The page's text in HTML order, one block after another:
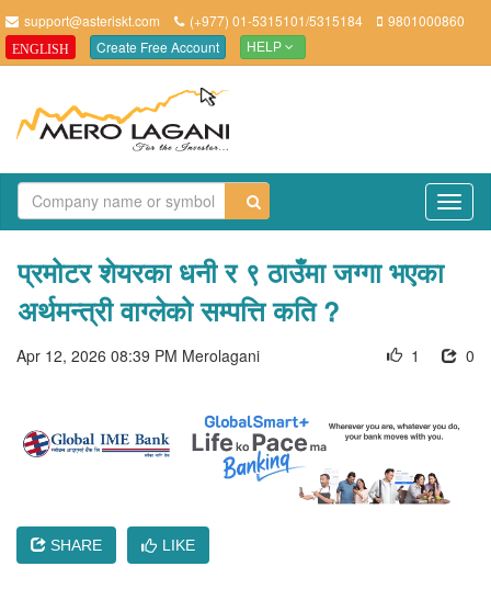
support@asteriskt.com (+977) 01-5315101/5315184 9801000860
ENGLISH Create Free Account HELP
प्रमोटर शेयरका धनी र ९ ठाउँमा जग्गा भएका
अर्थमन्त्री वाग्लेको सम्पत्ति कति ?
Apr 12, 2026 08:39 PM Merolagani 0
1
SHARE LIKE